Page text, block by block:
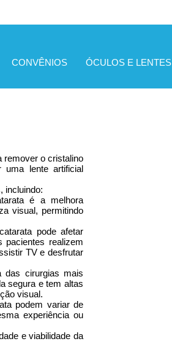
CONVÊNIOS ÓCULOS E LENTES
remover o cristalino
uma lente artificial
incluindo:
é a melhora
visual, permitindo
pode afetar
pacientes realizem
TV e desfrutar
das cirurgias mais
segura e tem altas
visual.
podem variar de
experiência ou
e viabilidade da